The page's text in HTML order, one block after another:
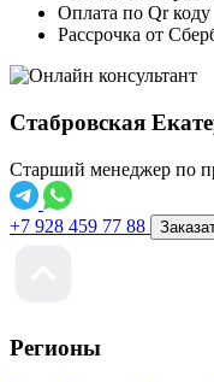
Оплата по Qr коду
Рассрочка от
Стабровская
Старший менеджер по
+7 928 459 77 88
Регионы